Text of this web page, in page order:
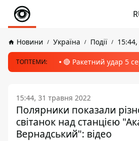
Новини Україна Події
ТОПТЕМИ: 🔴 Ракетний удар 5
15:44, 31 травня 2022
Полярники показали
світанок над станцією
Вернадський": відео